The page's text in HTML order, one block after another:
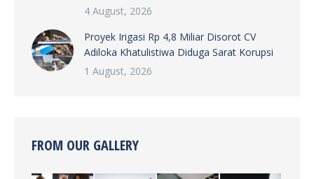
4 August, 2026
Proyek Irigasi Rp 4,8 Miliar Disorot CV
Adiloka Khatulistiwa Diduga Sarat Korupsi
1 August, 2026
FROM OUR GALLERY